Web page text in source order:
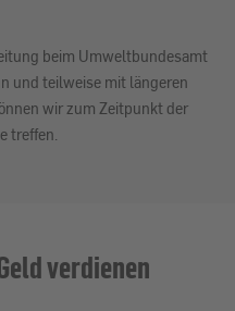
beim Umweltbundesamt
und teilweise mit längeren
wir zum Zeitpunkt der
treffen.
verdienen